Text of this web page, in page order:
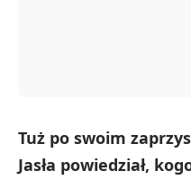
Tuż po swoim
Jasła powiedział,